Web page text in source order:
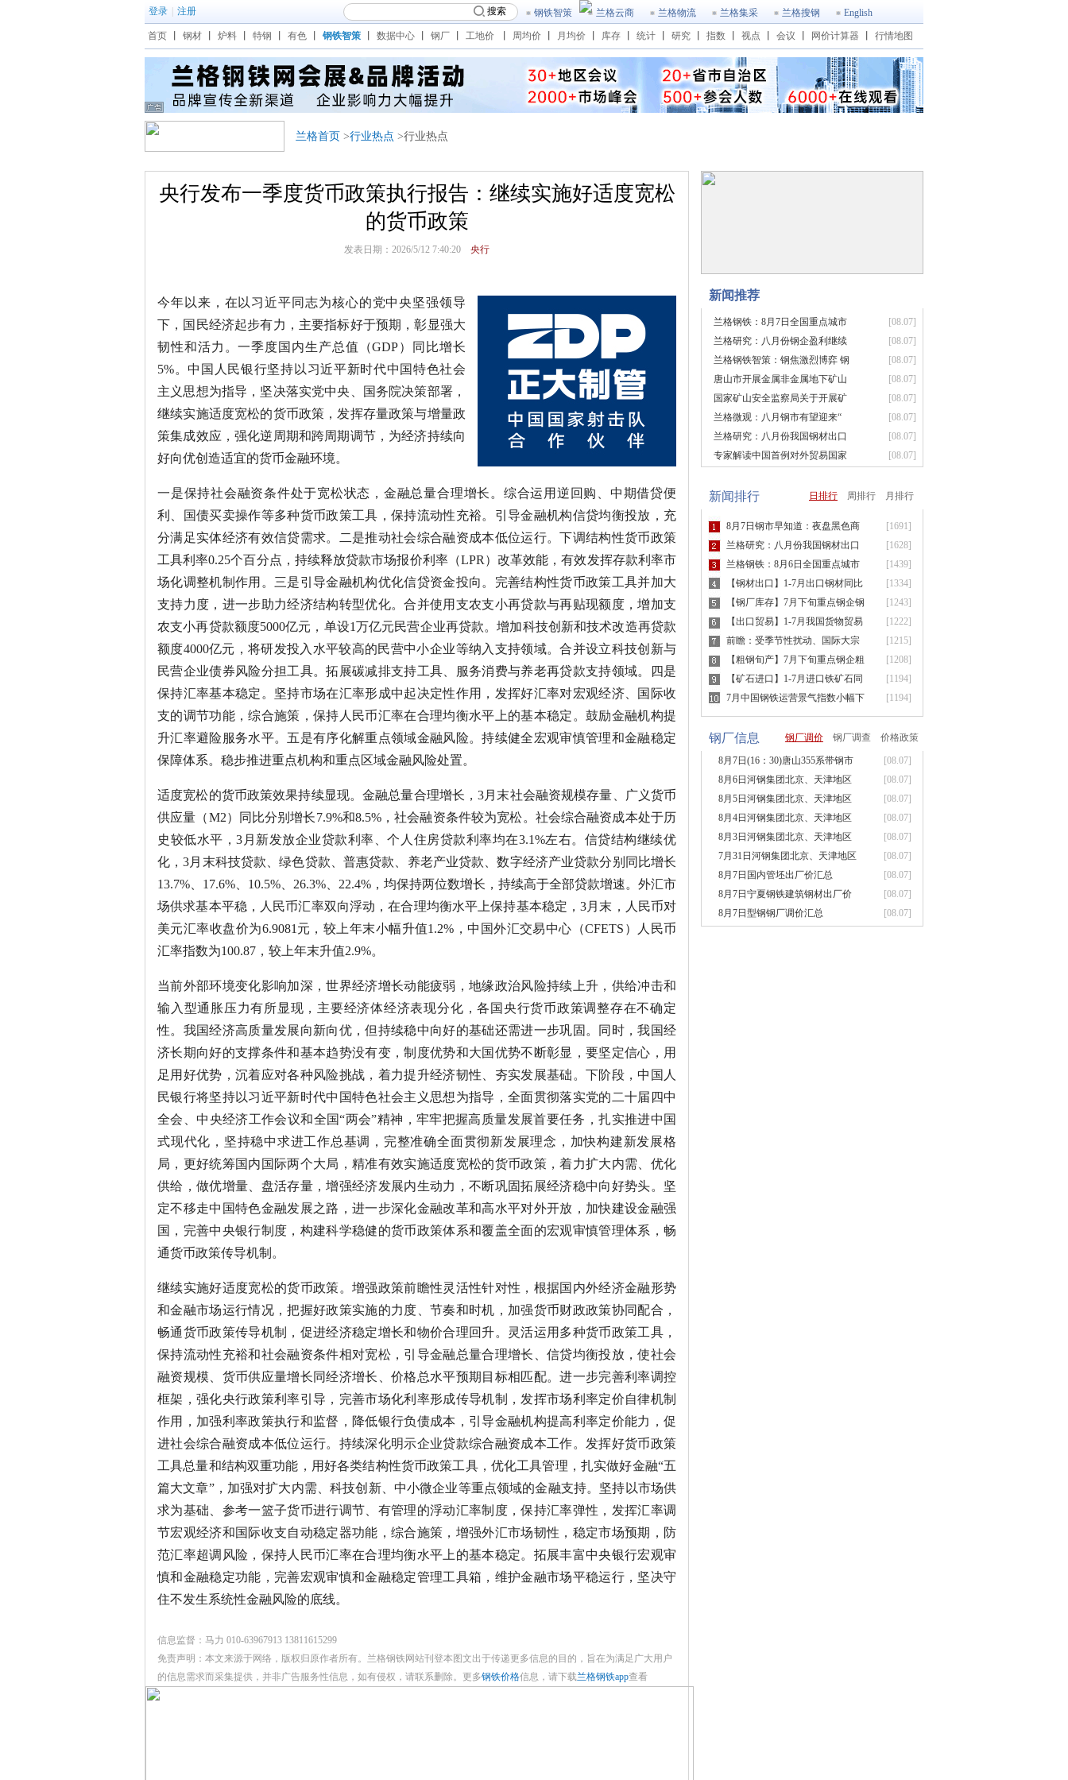
登录 注册 搜索 钢铁智策 兰格云商 兰格物流 兰格集采 兰格搜钢 English
首页 钢材 炉料 特钢 有色 钢铁智策 数据中心 钢厂 工地价 周均价 月均价 库存 统计 研究 指数 视点 会议 网价计算器 行情地图
兰格首页 >行业热点 >行业热点
央行发布一季度货币政策执行报告：继续实施好适度宽松
的货币政策
发表日期：2026/5/12 7:40:20 央行
今年以来，在以习近平同志为核心的党中央坚强领导
下，国民经济起步有力，主要指标好于预期，彰显强大
韧性和活力。一季度国内生产总值（GDP）同比增长
5%。中国人民银行坚持以习近平新时代中国特色社会
主义思想为指导，坚决落实党中央、国务院决策部署，
继续实施适度宽松的货币政策，发挥存量政策与增量政
策集成效应，强化逆周期和跨周期调节，为经济持续向
好向优创造适宜的货币金融环境。
一是保持社会融资条件处于宽松状态，金融总量合理增长。综合运用逆回购、中期借贷便
利、国债买卖操作等多种货币政策工具，保持流动性充裕。引导金融机构信贷均衡投放，充
分满足实体经济有效信贷需求。二是推动社会综合融资成本低位运行。下调结构性货币政策
工具利率0.25个百分点，持续释放贷款市场报价利率（LPR）改革效能，有效发挥存款利率市
场化调整机制作用。三是引导金融机构优化信贷资金投向。完善结构性货币政策工具并加大
支持力度，进一步助力经济结构转型优化。合并使用支农支小再贷款与再贴现额度，增加支
农支小再贷款额度5000亿元，单设1万亿元民营企业再贷款。增加科技创新和技术改造再贷款
额度4000亿元，将研发投入水平较高的民营中小企业等纳入支持领域。合并设立科技创新与
民营企业债券风险分担工具。拓展碳减排支持工具、服务消费与养老再贷款支持领域。四是
保持汇率基本稳定。坚持市场在汇率形成中起决定性作用，发挥好汇率对宏观经济、国际收
支的调节功能，综合施策，保持人民币汇率在合理均衡水平上的基本稳定。鼓励金融机构提
升汇率避险服务水平。五是有序化解重点领域金融风险。持续健全宏观审慎管理和金融稳定
保障体系。稳步推进重点机构和重点区域金融风险处置。
适度宽松的货币政策效果持续显现。金融总量合理增长，3月末社会融资规模存量、广义货币
供应量（M2）同比分别增长7.9%和8.5%，社会融资条件较为宽松。社会综合融资成本处于历
史较低水平，3月新发放企业贷款利率、个人住房贷款利率均在3.1%左右。信贷结构继续优
化，3月末科技贷款、绿色贷款、普惠贷款、养老产业贷款、数字经济产业贷款分别同比增长
13.7%、17.6%、10.5%、26.3%、22.4%，均保持两位数增长，持续高于全部贷款增速。外汇市
场供求基本平稳，人民币汇率双向浮动，在合理均衡水平上保持基本稳定，3月末，人民币对
美元汇率收盘价为6.9081元，较上年末小幅升值1.2%，中国外汇交易中心（CFETS）人民币
汇率指数为100.87，较上年末升值2.9%。
当前外部环境变化影响加深，世界经济增长动能疲弱，地缘政治风险持续上升，供给冲击和
输入型通胀压力有所显现，主要经济体经济表现分化，各国央行货币政策调整存在不确定
性。我国经济高质量发展向新向优，但持续稳中向好的基础还需进一步巩固。同时，我国经
济长期向好的支撑条件和基本趋势没有变，制度优势和大国优势不断彰显，要坚定信心，用
足用好优势，沉着应对各种风险挑战，着力提升经济韧性、夯实发展基础。下阶段，中国人
民银行将坚持以习近平新时代中国特色社会主义思想为指导，全面贯彻落实党的二十届四中
全会、中央经济工作会议和全国“两会”精神，牢牢把握高质量发展首要任务，扎实推进中国
式现代化，坚持稳中求进工作总基调，完整准确全面贯彻新发展理念，加快构建新发展格
局，更好统筹国内国际两个大局，精准有效实施适度宽松的货币政策，着力扩大内需、优化
供给，做优增量、盘活存量，增强经济发展内生动力，不断巩固拓展经济稳中向好势头。坚
定不移走中国特色金融发展之路，进一步深化金融改革和高水平对外开放，加快建设金融强
国，完善中央银行制度，构建科学稳健的货币政策体系和覆盖全面的宏观审慎管理体系，畅
通货币政策传导机制。
继续实施好适度宽松的货币政策。增强政策前瞻性灵活性针对性，根据国内外经济金融形势
和金融市场运行情况，把握好政策实施的力度、节奏和时机，加强货币财政政策协同配合，
畅通货币政策传导机制，促进经济稳定增长和物价合理回升。灵活运用多种货币政策工具，
保持流动性充裕和社会融资条件相对宽松，引导金融总量合理增长、信贷均衡投放，使社会
融资规模、货币供应量增长同经济增长、价格总水平预期目标相匹配。进一步完善利率调控
框架，强化央行政策利率引导，完善市场化利率形成传导机制，发挥市场利率定价自律机制
作用，加强利率政策执行和监督，降低银行负债成本，引导金融机构提高利率定价能力，促
进社会综合融资成本低位运行。持续深化明示企业贷款综合融资成本工作。发挥好货币政策
工具总量和结构双重功能，用好各类结构性货币政策工具，优化工具管理，扎实做好金融“五
篇大文章”，加强对扩大内需、科技创新、中小微企业等重点领域的金融支持。坚持以市场供
求为基础、参考一篮子货币进行调节、有管理的浮动汇率制度，保持汇率弹性，发挥汇率调
节宏观经济和国际收支自动稳定器功能，综合施策，增强外汇市场韧性，稳定市场预期，防
范汇率超调风险，保持人民币汇率在合理均衡水平上的基本稳定。拓展丰富中央银行宏观审
慎和金融稳定功能，完善宏观审慎和金融稳定管理工具箱，维护金融市场平稳运行，坚决守
住不发生系统性金融风险的底线。
信息监督：马力 010-63967913 13811615299
免责声明：本文来源于网络，版权归原作者所有。兰格钢铁网站刊登本图文出于传递更多信息的目的，旨在为满足广大用户
的信息需求而采集提供，并非广告服务性信息，如有侵权，请联系删除。更多钢铁价格信息，请下载兰格钢铁app查看